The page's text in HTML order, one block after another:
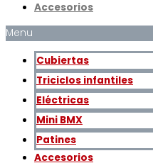
Accesorios
Menu
Cubiertas
Triciclos infantiles
Eléctricas
Mini BMX
Patines
Accesorios